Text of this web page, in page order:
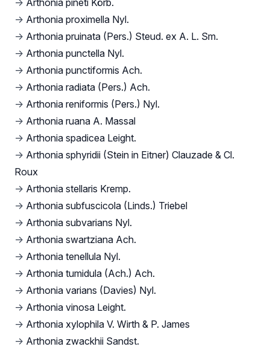
→ Arthonia pineti Körb.
→ Arthonia proximella Nyl.
→ Arthonia pruinata (Pers.) Steud. ex A. L. Sm.
→ Arthonia punctella Nyl.
→ Arthonia punctiformis Ach.
→ Arthonia radiata (Pers.) Ach.
→ Arthonia reniformis (Pers.) Nyl.
→ Arthonia ruana A. Massal
→ Arthonia spadicea Leight.
→ Arthonia sphyridii (Stein in Eitner) Clauzade & Cl.
Roux
→ Arthonia stellaris Kremp.
→ Arthonia subfuscicola (Linds.) Triebel
→ Arthonia subvarians Nyl.
→ Arthonia swartziana Ach.
→ Arthonia tenellula Nyl.
→ Arthonia tumidula (Ach.) Ach.
→ Arthonia varians (Davies) Nyl.
→ Arthonia vinosa Leight.
→ Arthonia xylophila V. Wirth & P. James
→ Arthonia zwackhii Sandst.